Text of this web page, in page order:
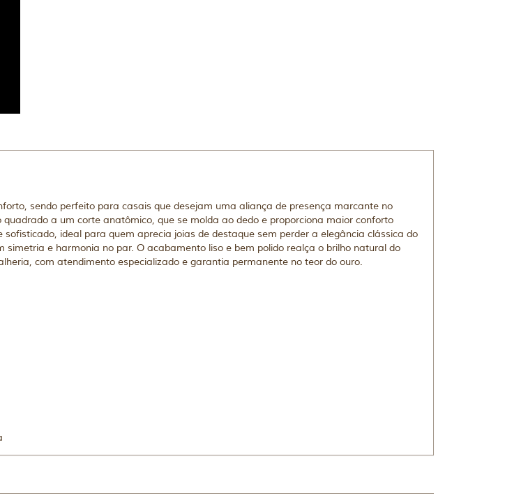
sendo perfeito para casais que desejam uma aliança de presença marcante no
a um corte anatômico, que se molda ao dedo e proporciona maior conforto
ideal para quem aprecia joias de destaque sem perder a elegância clássica do
e harmonia no par. O acabamento liso e bem polido realça o brilho natural do
com atendimento especializado e garantia permanente no teor do ouro.